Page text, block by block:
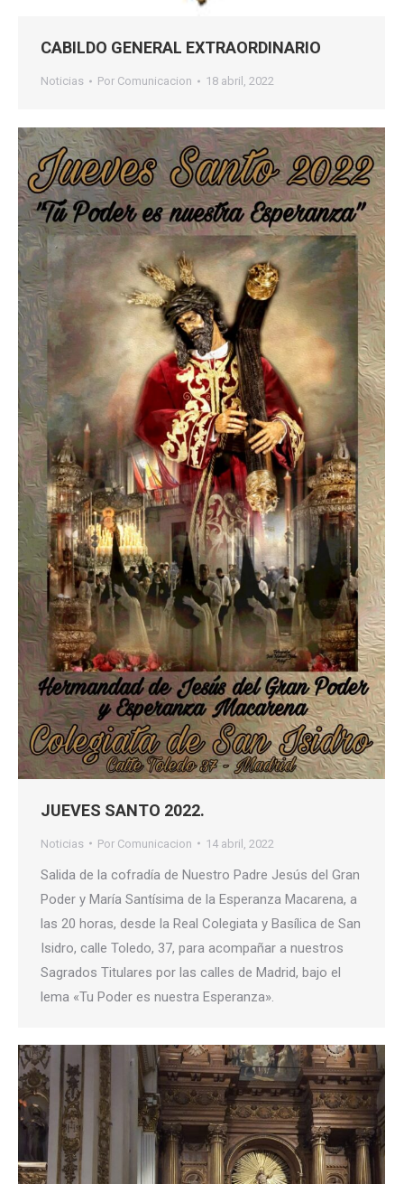
CABILDO GENERAL EXTRAORDINARIO
Noticias Por Comunicacion 18 abril, 2022
JUEVES SANTO 2022.
Noticias Por Comunicacion 14 abril, 2022
Salida de la cofradía de Nuestro Padre Jesús del Gran
Poder y María Santísima de la Esperanza Macarena, a
las 20 horas, desde la Real Colegiata y Basílica de San
Isidro, calle Toledo, 37, para acompañar a nuestros
Sagrados Titulares por las calles de Madrid, bajo el
lema «Tu Poder es nuestra Esperanza».